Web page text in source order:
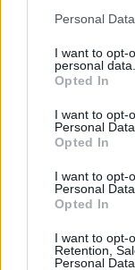
Personal
I want to opt-
personal data.
Opted In
I want to opt-
Personal Data.
Opted In
I want to opt-
Personal
Opted In
I want to opt-
Retention,
Personal
VW: Η δύσκολη
αναδιάρθρωσης
βιωσιμότητα σε
Stoiximan: «Πού